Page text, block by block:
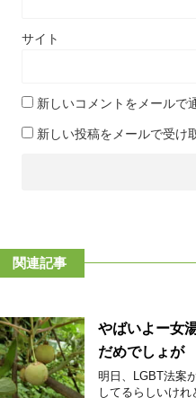
サイト
新しいコメントをメールで
新しい投稿をメールで受け
関連記事
やばいよー女
だめでしょが
明日、LGBT法案
してるらしいけ